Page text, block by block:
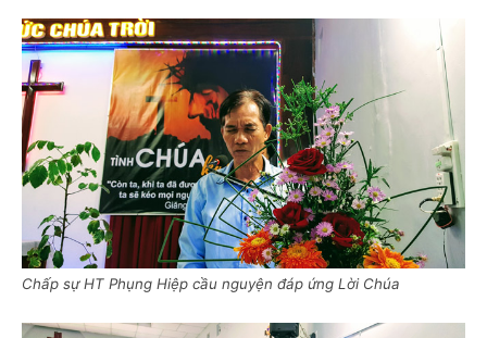
Chấp sự HT Phụng Hiệp cầu nguyện đáp ứng Lời Chúa